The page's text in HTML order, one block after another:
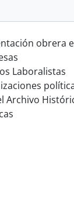
obrera
Laboralistas